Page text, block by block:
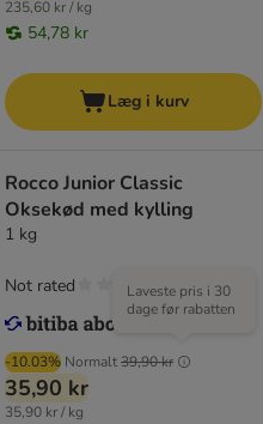
235,60 kr / kg
54,78 kr
Læg i kurv
Rocco Junior Classic
Oksekød med kylling
1 kg
-10.03% Normalt39,90 kr
Laveste pris i 30
dage før rabatten
35,90 kr
35,90 kr / kg
Not rated